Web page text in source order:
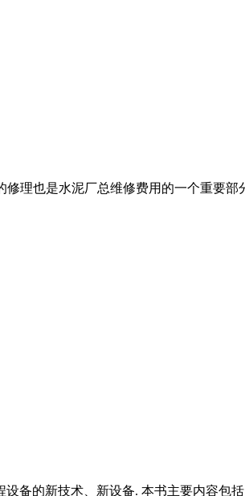
理也是水泥厂总维修费用的一个重要部
备的新技术、新设备. 本书主要内容包